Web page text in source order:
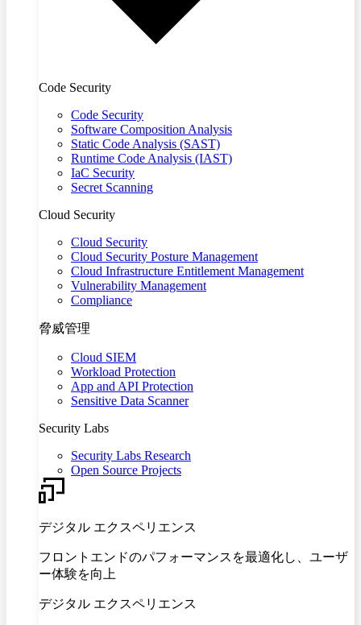
Code Security
Code Security
Software Composition Analysis
Static Code Analysis (SAST)
Runtime Code Analysis (IAST)
IaC Security
Secret Scanning
Cloud Security
Cloud Security
Cloud Security Posture Management
Cloud Infrastructure Entitlement Management
Vulnerability Management
Compliance
脅威管理
Cloud SIEM
Workload Protection
App and API Protection
Sensitive Data Scanner
Security Labs
Security Labs Research
Open Source Projects
デジタル エクスペリエンス
フロントエンドのパフォーマンスを最適化し、ユーザ
ー体験を向上
デジタル エクスペリエンス